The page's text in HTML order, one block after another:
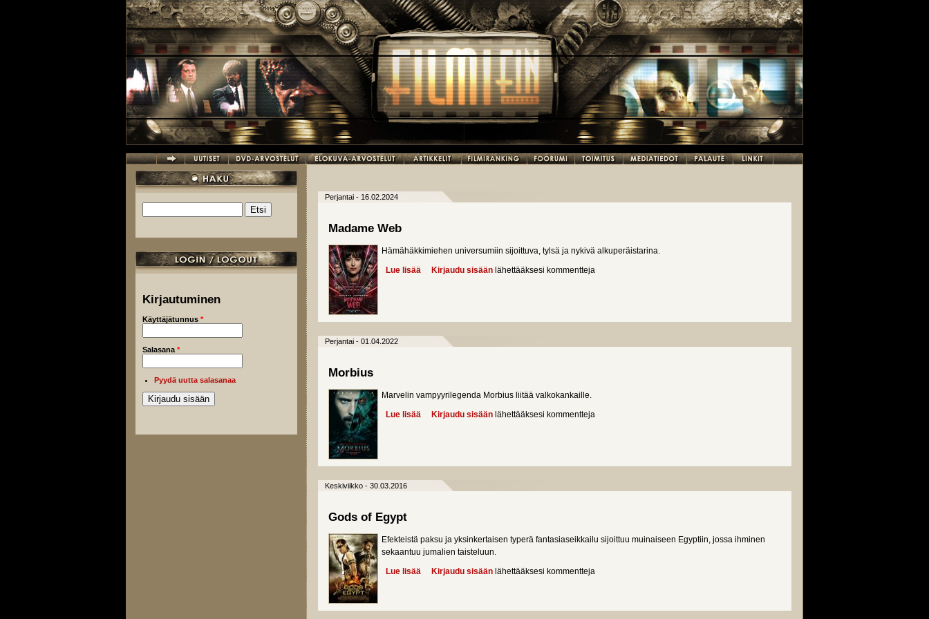
Hakulomake
Kirjautuminen
Käyttäjätunnus *
Salasana *
Pyydä uutta salasanaa
Perjantai - 16.02.2024
Madame Web
Hämähäkkimiehen universumiin sijoittuva, tylsä ja nykivä alkuperäistarina.
Lue lisää about Madame Web
Kirjaudu sisään lähettääksesi kommentteja
Perjantai - 01.04.2022
Morbius
Marvelin vampyyrilegenda Morbius liitää valkokankaille.
Lue lisää about Morbius
Kirjaudu sisään lähettääksesi kommentteja
Keskiviikko - 30.03.2016
Gods of Egypt
Efekteistä paksu ja yksinkertaisen typerä fantasiaseikkailu sijoittuu muinaiseen Egyptiin, jossa ihminen
sekaantuu jumalien taisteluun.
Lue lisää about Gods of Egypt
Kirjaudu sisään lähettääksesi kommentteja